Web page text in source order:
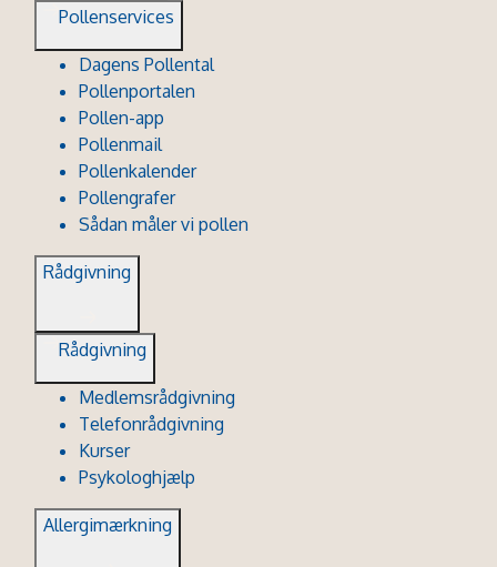
Pollenservices
Dagens Pollental
Pollenportalen
Pollen-app
Pollenmail
Pollenkalender
Pollengrafer
Sådan måler vi pollen
Rådgivning
Rådgivning
Medlemsrådgivning
Telefonrådgivning
Kurser
Psykologhjælp
Allergimærkning